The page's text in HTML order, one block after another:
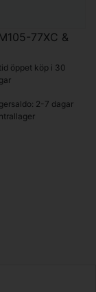
77XC &
öppet köp i 30
2-7 dagar